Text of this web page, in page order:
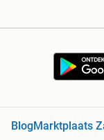
Blog Marktplaats